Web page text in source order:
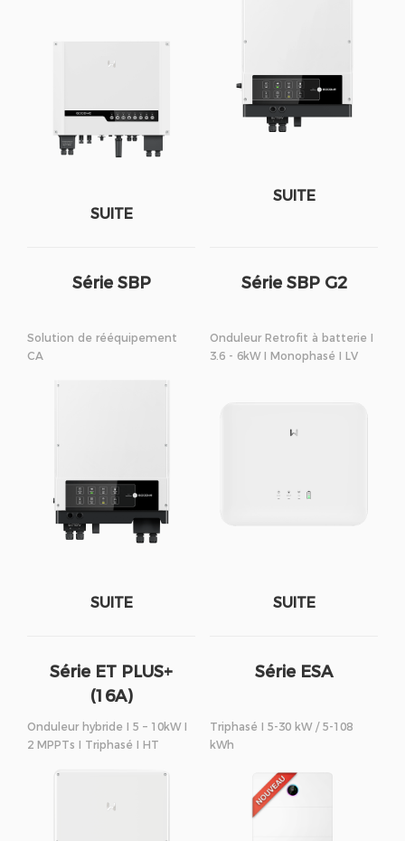
SUITE
SUITE
Série SBP
Solution de rééquipement
CA
SUITE
Série SBP G2
Onduleur Retrofit à batterie I
3.6 - 6kW I Monophasé I LV
SUITE
Série ET PLUS+
(16A)
Onduleur hybride I 5 – 10kW I
2 MPPTs I Triphasé I HT
Série ESA
Triphasé I 5-30 kW / 5-108
kWh